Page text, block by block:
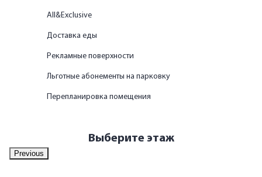
All&Exclusive
Доставка еды
Рекламные поверхности
Льготные абонементы на парковку
Перепланировка помещения
Выберите этаж
Previous